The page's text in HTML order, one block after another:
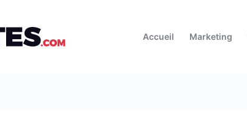
Accueil
Marketing